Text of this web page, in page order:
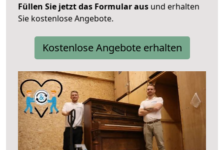
Füllen Sie jetzt das Formular aus und erhalten
Sie kostenlose Angebote.
Kostenlose Angebote erhalten